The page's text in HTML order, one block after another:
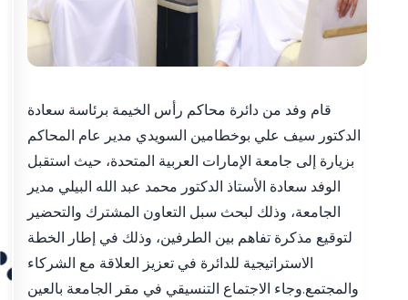
قام وفد من دائرة محاكم رأس الخيمة برئاسة سعادة
الدكتور سيف علي بوخطامين السويدي مدير عام المحاكم
بزيارة إلى جامعة الإمارات العربية المتحدة، حيث استقبل
الوفد سعادة الأستاذ الدكتور محمد عبد الله البيلي مدير
الجامعة، وذلك لبحث سبل التعاون المشترك والتحضير
لتوقيع مذكرة تفاهم بين الطرفين، وذلك في إطار الخطة
الاستراتيجية للدائرة في تعزيز العلاقة مع الشركاء
والمجتمع.وجاء الاجتماع التنسيقي في مقر الجامعة بالعين